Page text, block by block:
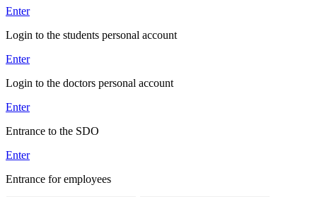
Enter
Login to the students personal account
Enter
Login to the doctors personal account
Enter
Entrance to the SDO
Enter
Entrance for employees